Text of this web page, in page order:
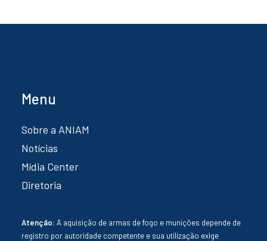
Menu
Sobre a ANIAM
Notícias
Mídia Center
Diretoria
Atenção: A aquisição de armas de fogo e munições depende de
registro por autoridade competente e sua utilização exige